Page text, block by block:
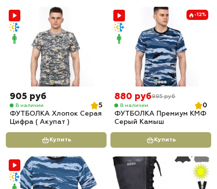
905 руб
В наличии
5
ФУТБОЛКА Хлопок Серая
Цифра ( Акупат )
Купить
-12%
880 руб995 руб
В наличии
0
ФУТБОЛКА Премиум КМФ
Серый Камыш
Купить